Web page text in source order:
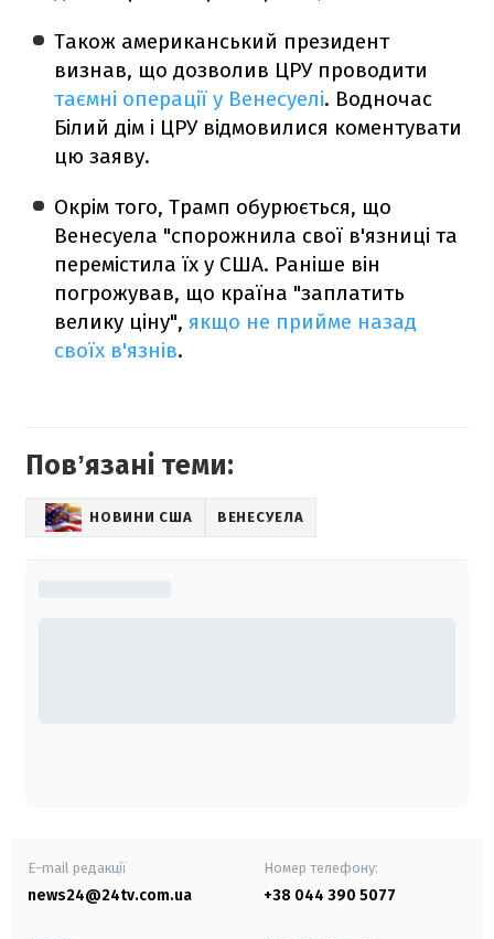
Також американський президент
визнав, що дозволив ЦРУ проводити
таємні операції у Венесуелі. Водночас
Білий дім і ЦРУ відмовилися коментувати
цю заяву.
Окрім того, Трамп обурюється, що
Венесуела "спорожнила свої в'язниці та
перемістила їх у США. Раніше він
погрожував, що країна "заплатить
велику ціну", якщо не прийме назад
своїх в'язнів.
Повʼязані теми:
НОВИНИ США ВЕНЕСУЕЛА
E-mail редакції
news24@24tv.com.ua
Номер телефону:
+38 044 390 5077